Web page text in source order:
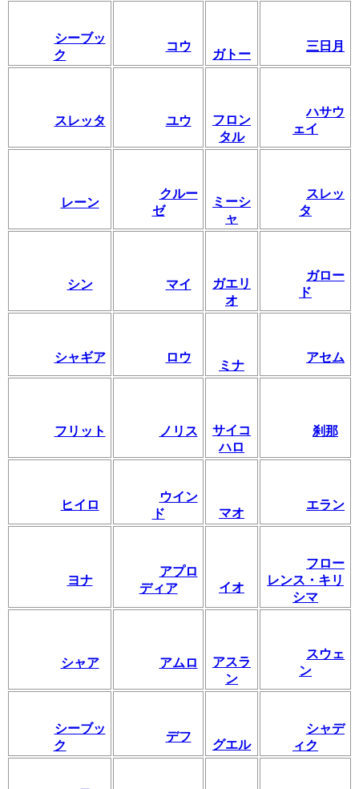
シーブッ
ク
コウ
ガトー
三日月
スレッタ ユウ
フロン
タル
ハサウ
ェイ
レーン
クルー
ゼ
ミーシ
ャ
スレッ
タ
シン マイ
ガエリ
オ
ガロー
ド
シャギア ロウ
ミナ
アセム
フリット ノリス
サイコ
ハロ
刹那
ヒイロ
ウイン
ド
マオ
エラン
ヨナ
アプロ
ディア
イオ
フロー
レンス・キリ
シマ
シャア アムロ
アスラ
ン
スウェ
ン
シーブッ
ク
デフ
グエル
シャデ
ィク